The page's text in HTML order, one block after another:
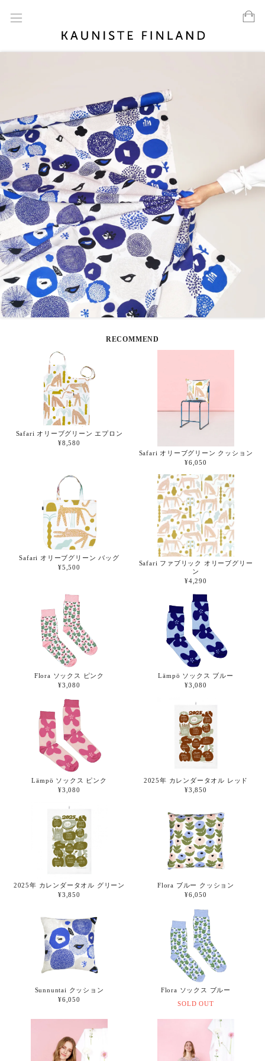
RECOMMEND
Safari オリーブグリーン エプロン
¥8,580
Safari オリーブグリーン クッション
¥6,050
Safari オリーブグリーン バッグ
¥5,500
Safari ファブリック オリーブグリー
ン
¥4,290
Flora ソックス ピンク
¥3,080
Lämpö ソックス ブルー
¥3,080
Lämpö ソックス ピンク
¥3,080
2025年 カレンダータオル レッド
¥3,850
2025年 カレンダータオル グリーン
¥3,850
Flora ブルー クッション
¥6,050
Sunnuntai クッション
¥6,050
Flora ソックス ブルー
SOLD OUT